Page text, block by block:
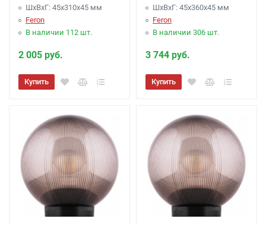
ШхВхГ: 45x310x45 мм
Feron
В наличии 112 шт.
2 005 руб.
Купить
ШхВхГ: 45x360x45 мм
Feron
В наличии 306 шт.
3 744 руб.
Купить